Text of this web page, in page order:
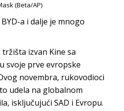
(Beta/AP)
a i dalje je mnogo
tržišta izvan Kine sa
svoje prve evropske
novembra, rukovodioci
udela na globalnom
isključujući SAD i Evropu.